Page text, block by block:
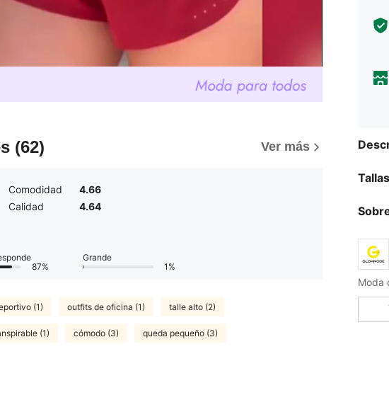
(62) Ver más
Comodidad
4.66
Calidad
4.64
87%
Grande
1%
(1) outfits de oficina (1) talle alto (2)
(1) cómodo (3) queda pequeño (3)
Moda